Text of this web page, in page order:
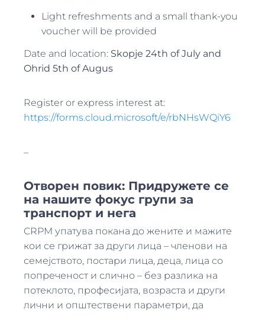
Light refreshments and a small thank-you
voucher will be provided
Date and location: Skopje 24th of July and
Ohrid 5th of Augus
Register or express interest at:
https://forms.cloud.microsoft/e/rbNHsWQiY6
–
Отворен повик: Придружете се
на нашите фокус групи за
транспорт и нега
CRPM упатува покана до жените и мажите
кои се грижат за други лица – членови на
семејството, постари лица, деца, лица со
попреченост и слично – без разлика на
потеклото, професијата, возраста и други
лични и општествени параметри, да